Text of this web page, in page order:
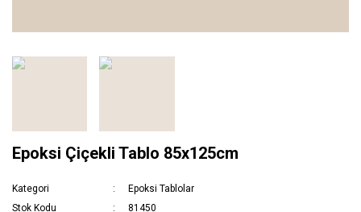
Epoksi Çiçekli Tablo 85x125cm
Kategori
Epoksi Tablolar
Stok Kodu
81450